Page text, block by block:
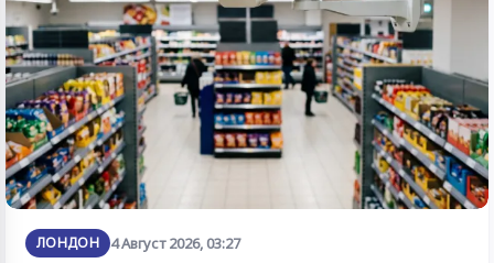
ЛОНДОН 4 Август 2026, 03:27